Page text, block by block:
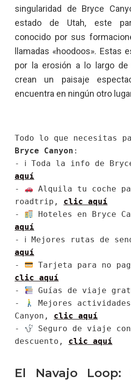
singularidad de Bryce
estado de Utah, este
conocido por sus
llamadas «hoodoos». Estas
por la erosión a lo largo
crean un paisaje
encuentra en ningún otro
Bryce Canyon :
- ℹ Toda la info de
aquí
-
Alquila tu coche
roadtrip, clic aquí
-
Hoteles en Bryce
aquí
- ℹ Mejores rutas de
aquí
-
clic aquí
-
Guías de viaje
-
Mejores
Canyon, clic aquí
-
Seguro de viaje con
descuento, clic aquí
El Navajo Loop: